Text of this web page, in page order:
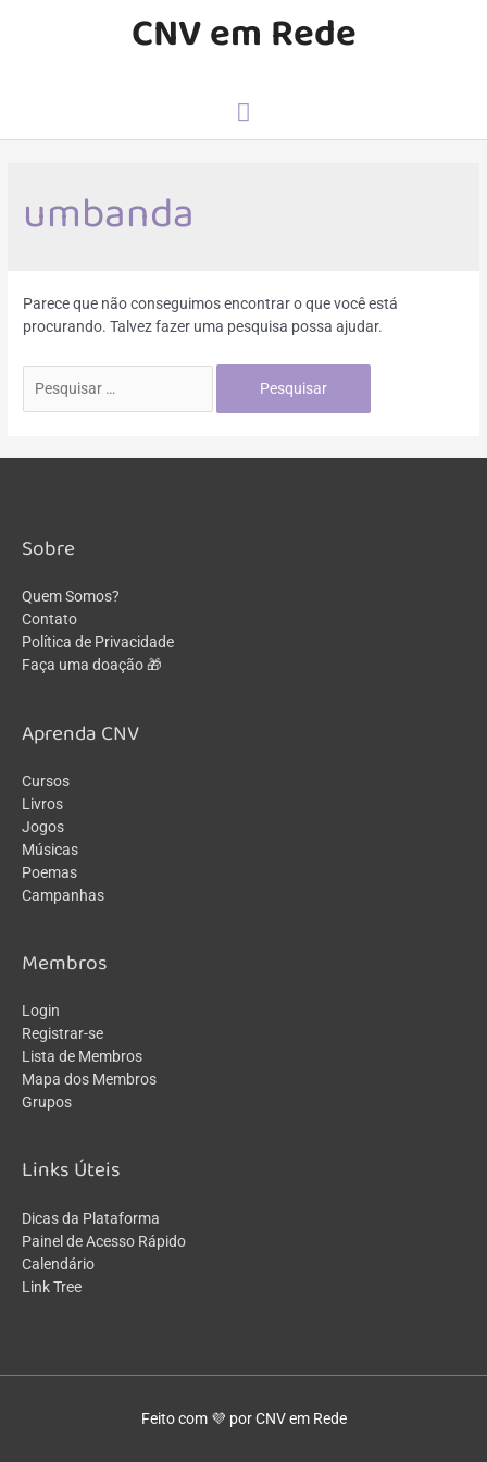
CNV em Rede
umbanda
Parece que não conseguimos encontrar o que você está
procurando. Talvez fazer uma pesquisa possa ajudar.
Sobre
Quem Somos?
Contato
Política de Privacidade
Faça uma doação 🎁
Aprenda CNV
Cursos
Livros
Jogos
Músicas
Poemas
Campanhas
Membros
Login
Registrar-se
Lista de Membros
Mapa dos Membros
Grupos
Links Úteis
Dicas da Plataforma
Painel de Acesso Rápido
Calendário
Link Tree
Feito com 💜 por CNV em Rede